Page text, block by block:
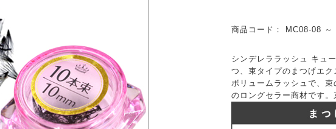
商品コード： MC08-08 ～
シンデレララッシュ キュ
つ、束タイプのまつげエ
ボリュームラッシュで、
のロングセラー商材です。